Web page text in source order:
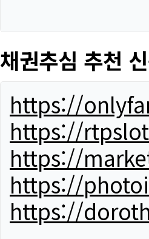
채권추심 추천
https://
https://
https://
https://
https://